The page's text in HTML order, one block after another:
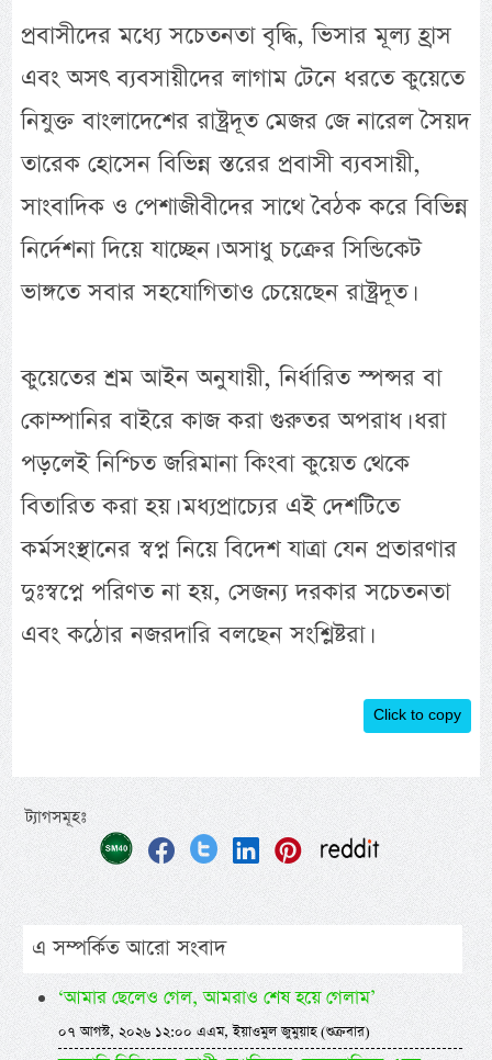
প্রবাসীদের মধ্যে সচেতনতা বৃদ্ধি, ভিসার মূল্য হ্রাস
এবং অসৎ ব্যবসায়ীদের লাগাম টেনে ধরতে কুয়েতে
নিযুক্ত বাংলাদেশের রাষ্ট্রদূত মেজর জে নারেল সৈয়দ
তারেক হোসেন বিভিন্ন স্তরের প্রবাসী ব্যবসায়ী,
সাংবাদিক ও পেশাজীবীদের সাথে বৈঠক করে বিভিন্ন
নির্দেশনা দিয়ে যাচ্ছেন। অসাধু চক্রের সিন্ডিকেট
ভাঙ্গতে সবার সহযোগিতাও চেয়েছেন রাষ্ট্রদূত।
কুয়েতের শ্রম আইন অনুযায়ী, নির্ধারিত স্পন্সর বা
কোম্পানির বাইরে কাজ করা গুরুতর অপরাধ। ধরা
পড়লেই নিশ্চিত জরিমানা কিংবা কুয়েত থেকে
বিতারিত করা হয়। মধ্যপ্রাচ্যের এই দেশটিতে
কর্মসংস্থানের স্বপ্ন নিয়ে বিদেশ যাত্রা যেন প্রতারণার
দুঃস্বপ্নে পরিণত না হয়, সেজন্য দরকার সচেতনতা
এবং কঠোর নজরদারি বলছেন সংশ্লিষ্টরা।
Click to copy
ট্যাগসমূহঃ
এ সম্পর্কিত আরো সংবাদ
‘আমার ছেলেও গেল, আমরাও শেষ হয়ে গেলাম’
০৭ আগস্ট, ২০২৬ ১২:০০ এএম, ইয়াওমুল জুমুয়াহ (শুক্রবার)